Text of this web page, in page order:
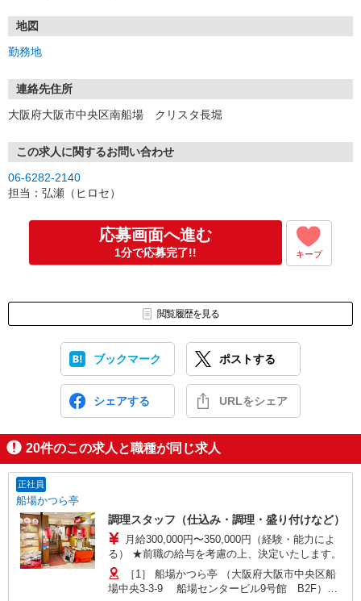
地図
勤務地
連絡先住所
大阪府大阪市中央区南船場 クリスタ長堀
この求人に関するお問い合わせ
06-6282-2140
担当：弘瀬（ヒロセ）
応募画面へ進む
1分で応募完了!! キープ
閲覧履歴を見る
ブックマーク ポストする
シェアする URLをシェア
20件のこの求人と職種が同じ求人
正社員
船場かつら亭
調理スタッフ（仕込み・調理・盛り付けなど）
月給300,000円〜350,000円（経験・能力によ
る） ★前職の給与を考慮の上、決定いたします。
［1］ 船場かつら亭 （大阪府大阪市中央区船
場中央3-3-9 船場センタービル9号館 B2F）